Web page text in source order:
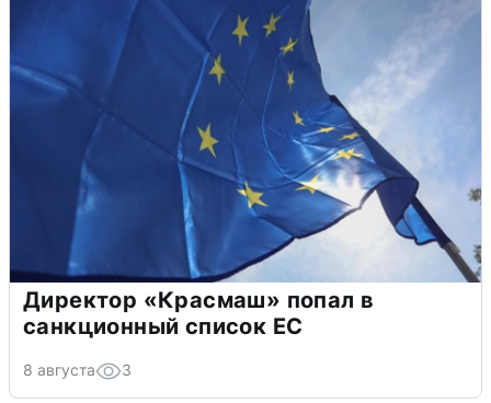
Директор «Красмаш» попал в
санкционный список ЕС
8 августа 3